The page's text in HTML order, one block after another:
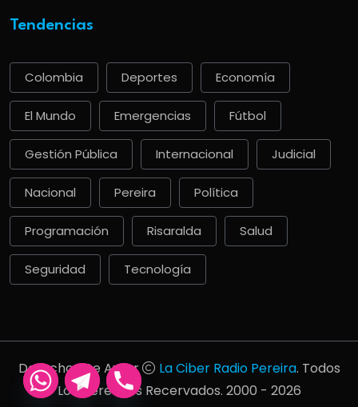
Tendencias
Colombia Deportes Economía
El Mundo Emergencias Fútbol
Gestión Pública Internacional Judicial
Nacional Pereira Política
Programación Risaralda Salud
Seguridad Tecnología
Derechos De Autor La Ciber Radio Pereira. Todos
Los Derechos Recervados. 2000 - 2026